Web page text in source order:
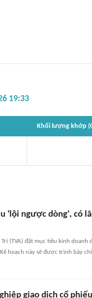
19:33
Khối lượng khớp
'lội ngược dòng', có
(TVA) đặt mục tiêu kinh
hoạch này sẽ được trình bày
giao dịch cổ